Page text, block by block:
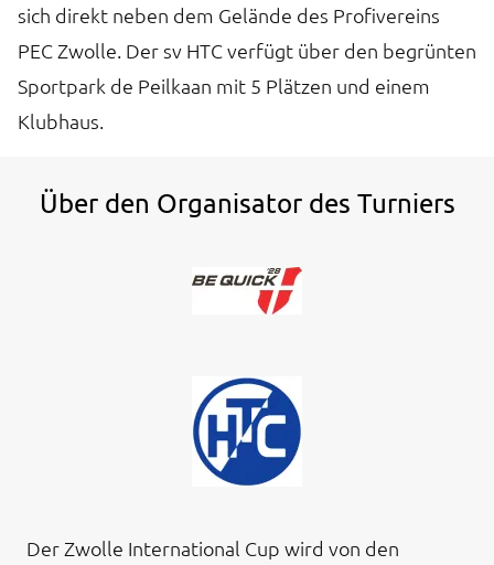
sich direkt neben dem Gelände des Profivereins
PEC Zwolle. Der sv HTC verfügt über den begrünten
Sportpark de Peilkaan mit 5 Plätzen und einem
Klubhaus.
Über den Organisator des Turniers
Der Zwolle International Cup wird von den